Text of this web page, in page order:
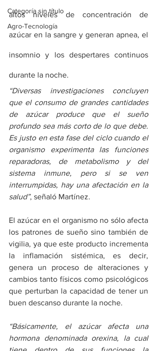
Categoría sin título
Agro-Tecnología
altos niveles de concentración de
azúcar en la sangre y generan apnea, el
insomnio y los despertares continuos
durante la noche.
“Diversas investigaciones concluyen
que el consumo de grandes cantidades
de azúcar produce que el sueño
profundo sea más corto de lo que debe.
Es justo en esta fase del ciclo cuando el
organismo experimenta las funciones
reparadoras, de metabolismo y del
sistema inmune, pero si se ven
interrumpidas, hay una afectación en la
salud”, señaló Martínez.
El azúcar en el organismo no sólo afecta
los patrones de sueño sino también de
vigilia, ya que este producto incrementa
la inflamación sistémica, es decir,
genera un proceso de alteraciones y
cambios tanto físicos como psicológicos
que perturban la capacidad de tener un
buen descanso durante la noche.
“Básicamente, el azúcar afecta una
hormona denominada orexina, la cual